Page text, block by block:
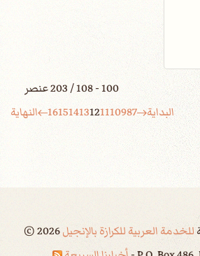
100 - 108 / 203 عنصر
البداية
7
8
9
10
11
12
13
14
15
16 النهاية
للخدمة العربية للكرازة بالإنجيل ©2026